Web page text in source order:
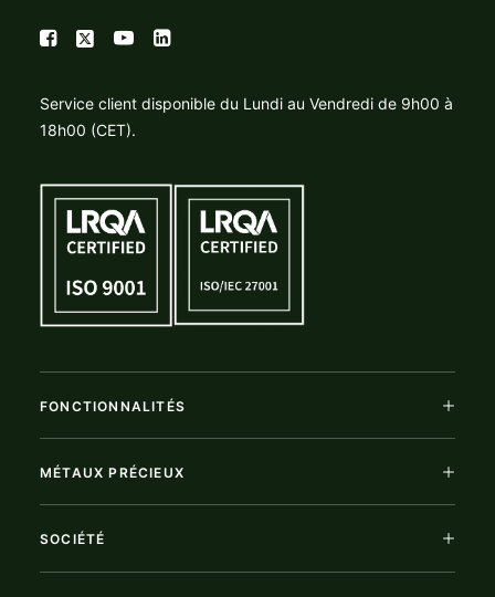
Service client disponible du Lundi au Vendredi de 9h00 à
18h00 (CET).
FONCTIONNALITÉS
MÉTAUX PRÉCIEUX
SOCIÉTÉ